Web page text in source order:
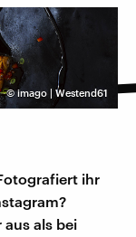
©imago | Westend61
ihr
als bei